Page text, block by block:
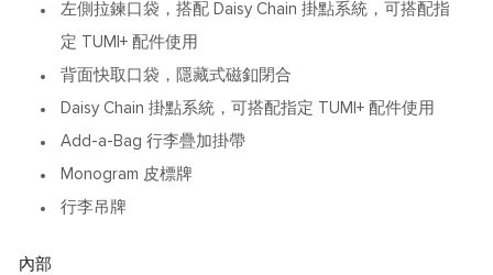
左側拉鍊口袋，搭配 Daisy Chain 掛點系統，可搭配指
定 TUMI+ 配件使用
背面快取口袋，隱藏式磁釦閉合
Daisy Chain 掛點系統，可搭配指定 TUMI+ 配件使用
Add-a-Bag 行李疊加掛帶
Monogram 皮標牌
行李吊牌
內部